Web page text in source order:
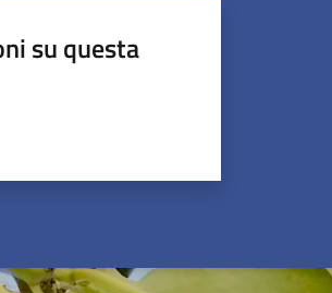
su questa